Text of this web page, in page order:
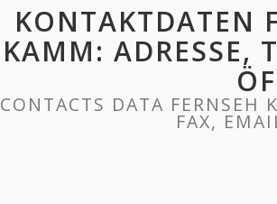
KONTAKTDATEN
KAMM: ADRESSE,
CONTACTS DATA
FAX,